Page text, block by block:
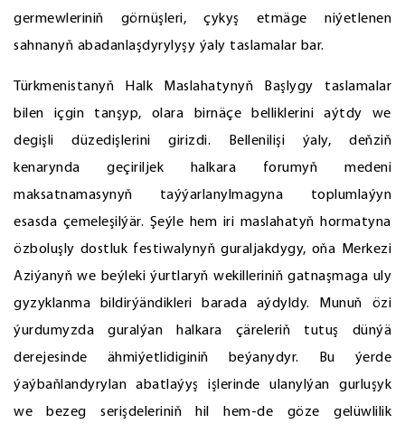
germewleriniň görnüşleri, çykyş etmäge niýetlenen
sahnanyň abadanlaşdyrylyşy ýaly taslamalar bar.
Türkmenistanyň Halk Maslahatynyň Başlygy taslamalar
bilen içgin tanşyp, olara birnäçe belliklerini aýtdy we
degişli düzedişlerini girizdi. Bellenilişi ýaly, deňziň
kenarynda geçiriljek halkara forumyň medeni
maksatnamasynyň taýýarlanylmagyna toplumlaýyn
esasda çemeleşilýär. Şeýle hem iri maslahatyň hormatyna
özboluşly dostluk festiwalynyň guraljakdygy, oňa Merkezi
Aziýanyň we beýleki ýurtlaryň wekilleriniň gatnaşmaga uly
gyzyklanma bildirýändikleri barada aýdyldy. Munuň özi
ýurdumyzda guralýan halkara çäreleriň tutuş dünýä
derejesinde ähmiýetlidiginiň beýanydyr. Bu ýerde
ýaýbaňlandyrylan abatlaýyş işlerinde ulanylýan gurluşyk
we bezeg serişdeleriniň hil hem-de göze gelüwlilik